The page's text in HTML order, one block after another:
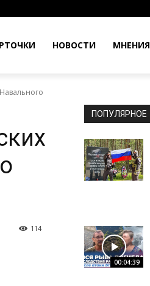
НОВОСТИ МНЕНИЯ
114
ПОПУЛЯРНОЕ
00:04:39